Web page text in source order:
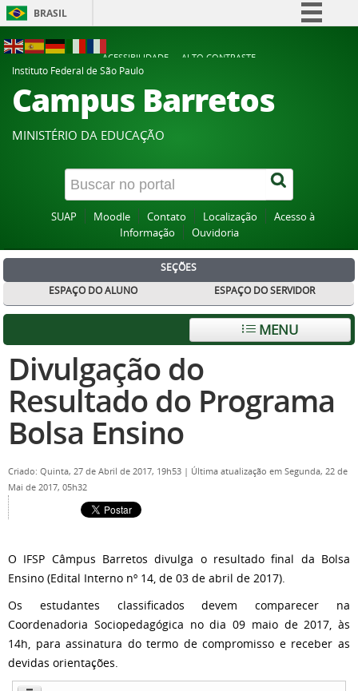
BRASIL
Participe
Acesso à informação
Canais
ACESSIBILIDADE
ALTO CONTRASTE
Instituto Federal de São Paulo
Campus Barretos
MINISTÉRIO DA EDUCAÇÃO
SUAP Moodle Contato Localização
Acesso à
Informação
Ouvidoria
SEÇÕES
ESPAÇO DO ALUNO
ESPAÇO DO SERVIDOR
MENU
Divulgação do
Resultado do Programa
Bolsa Ensino
Criado: Quinta, 27 de Abril de 2017, 19h53 | Última atualização em Segunda, 22 de
Mai de 2017, 05h32
O IFSP Câmpus Barretos divulga o resultado final da Bolsa
Ensino (Edital Interno nº 14, de 03 de abril de 2017).
Os estudantes classificados devem comparecer na
Coordenadoria Sociopedagógica no dia 09 maio de 2017, às
14h, para assinatura do termo de compromisso e receber as
devidas orientações.